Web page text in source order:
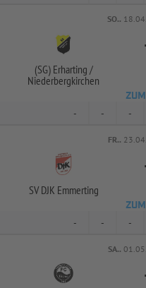
SO..
(SG) Erharting /
Niederbergkirchen
- - -
FR..
SV DJK Emmerting
- - -
SA..